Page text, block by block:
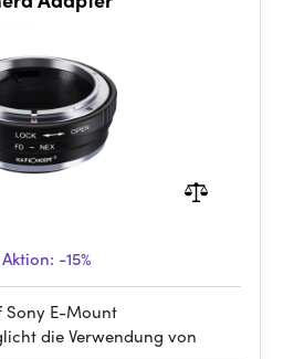
Aktion: -15%
Sony E-Mount
die Verwendung von